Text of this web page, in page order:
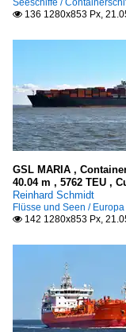
Seeschiffe /
 136 1280x853 Px,
GSL MARIA ,
40.04 m , 5762 TEU ,
Reinhard Schmidt
Flüsse und Seen / Europa
 142 1280x853 Px,